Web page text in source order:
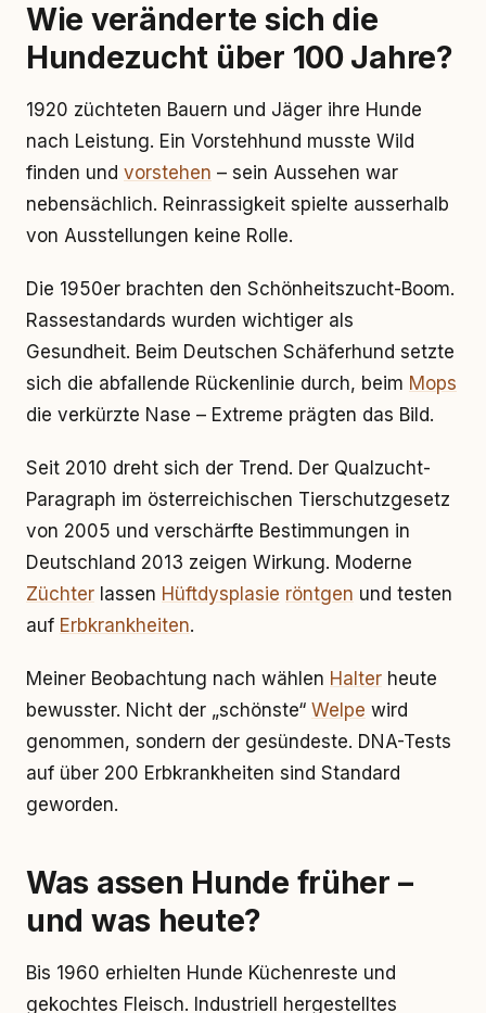
Wie veränderte sich die
Hundezucht über 100 Jahre?
1920 züchteten Bauern und Jäger ihre Hunde
nach Leistung. Ein Vorstehhund musste Wild
finden und vorstehen – sein Aussehen war
nebensächlich. Reinrassigkeit spielte ausserhalb
von Ausstellungen keine Rolle.
Die 1950er brachten den Schönheitszucht-Boom.
Rassestandards wurden wichtiger als
Gesundheit. Beim Deutschen Schäferhund setzte
sich die abfallende Rückenlinie durch, beim Mops
die verkürzte Nase – Extreme prägten das Bild.
Seit 2010 dreht sich der Trend. Der Qualzucht-
Paragraph im österreichischen Tierschutzgesetz
von 2005 und verschärfte Bestimmungen in
Deutschland 2013 zeigen Wirkung. Moderne
Züchter lassen Hüftdysplasie röntgen und testen
auf Erbkrankheiten.
Meiner Beobachtung nach wählen Halter heute
bewusster. Nicht der „schönste“ Welpe wird
genommen, sondern der gesündeste. DNA-Tests
auf über 200 Erbkrankheiten sind Standard
geworden.
Was assen Hunde früher –
und was heute?
Bis 1960 erhielten Hunde Küchenreste und
gekochtes Fleisch. Industriell hergestelltes